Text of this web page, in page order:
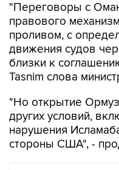
"Переговоры с
правового
проливом, с
движения судов
близки к
Tasnim слова
"Но открытие
других условий,
нарушения
стороны США", -